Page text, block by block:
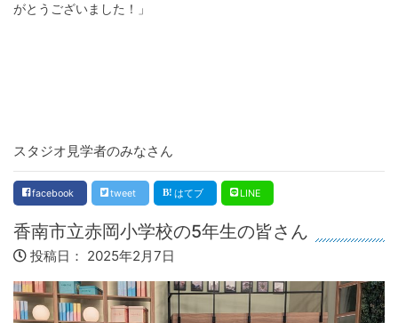
がとうございました！」
スタジオ見学者のみなさん
facebook tweet はてブ LINE
香南市立赤岡小学校の5年生の皆さん
投稿日： 2025年2月7日